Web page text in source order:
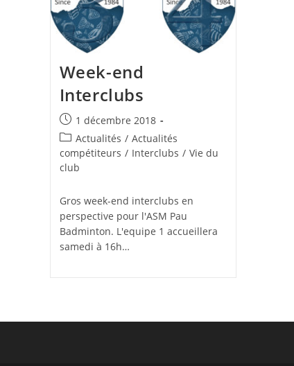
Week-end
Interclubs
Publication
publiée :
1 décembre 2018
Post
category:
Actualités / Actualités
compétiteurs / Interclubs / Vie du
club
Gros week-end interclubs en
perspective pour l'ASM Pau
Badminton. L'equipe 1 accueillera
samedi à 16h…